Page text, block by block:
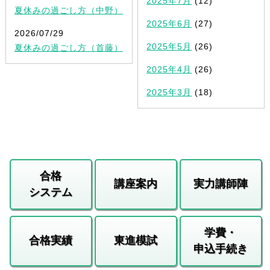
夏休みの過ごし方（中野）
2026/07/29
夏休みの過ごし方（首藤）
2025年6月 (27)
2025年5月 (26)
2025年4月 (26)
2025年3月 (18)
合格
システム
講座案内 実力講師陣
合格実績 東進模試
学費・
申込手続き